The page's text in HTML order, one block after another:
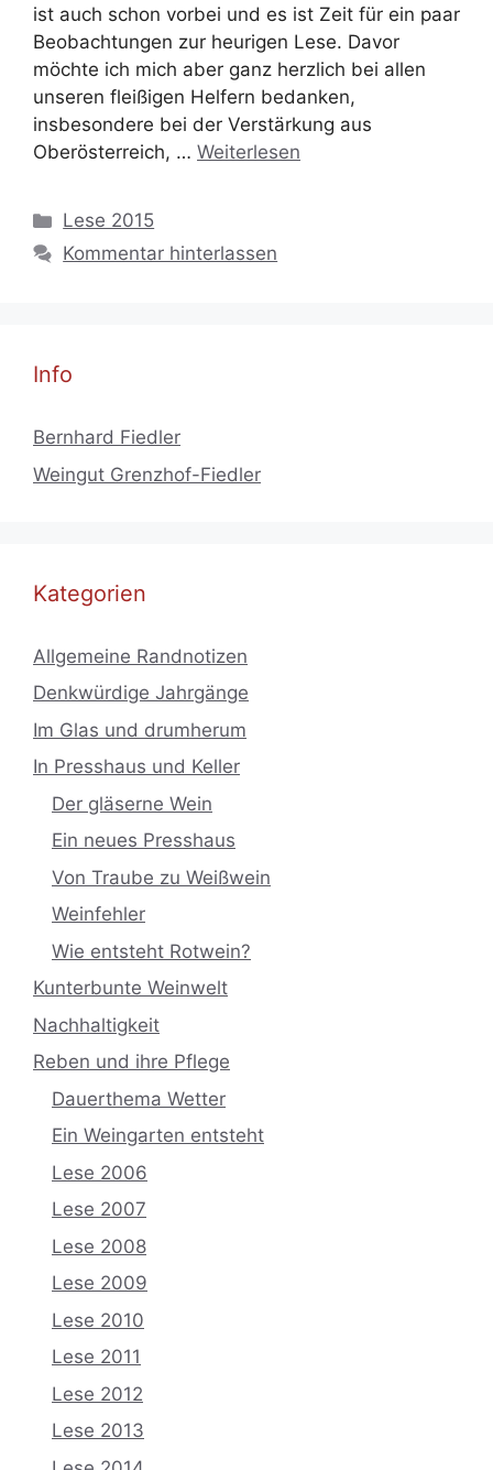
ist auch schon vorbei und es ist Zeit für ein paar
Beobachtungen zur heurigen Lese. Davor
möchte ich mich aber ganz herzlich bei allen
unseren fleißigen Helfern bedanken,
insbesondere bei der Verstärkung aus
Oberösterreich, … Weiterlesen
Kategorien
Lese 2015
Kommentar hinterlassen
Info
Bernhard Fiedler
Weingut Grenzhof-Fiedler
Kategorien
Allgemeine Randnotizen
Denkwürdige Jahrgänge
Im Glas und drumherum
In Presshaus und Keller
Der gläserne Wein
Ein neues Presshaus
Von Traube zu Weißwein
Weinfehler
Wie entsteht Rotwein?
Kunterbunte Weinwelt
Nachhaltigkeit
Reben und ihre Pflege
Dauerthema Wetter
Ein Weingarten entsteht
Lese 2006
Lese 2007
Lese 2008
Lese 2009
Lese 2010
Lese 2011
Lese 2012
Lese 2013